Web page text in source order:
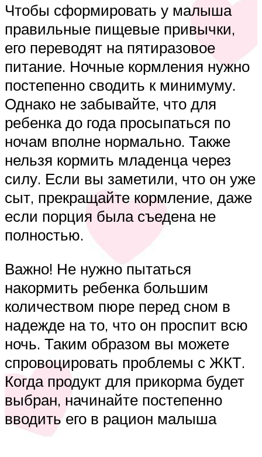
Чтобы сформировать у малыша
правильные пищевые привычки,
его переводят на пятиразовое
питание. Ночные кормления нужно
постепенно сводить к минимуму.
Однако не забывайте, что для
ребенка до года просыпаться по
ночам вполне нормально. Также
нельзя кормить младенца через
силу. Если вы заметили, что он уже
сыт, прекращайте кормление, даже
если порция была съедена не
полностью.
Важно! Не нужно пытаться
накормить ребенка большим
количеством пюре перед сном в
надежде на то, что он проспит всю
ночь. Таким образом вы можете
спровоцировать проблемы с ЖКТ.
Когда продукт для прикорма будет
выбран, начинайте постепенно
вводить его в рацион малыша